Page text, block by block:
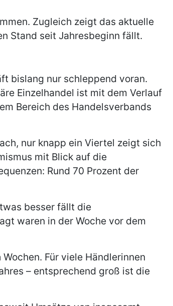
Zugleich zeigt das aktuelle
Stand seit Jahresbeginn fällt.
bislang nur schleppend voran.
Einzelhandel ist mit dem Verlauf
Bereich des Handelsverbands
nur knapp ein Viertel zeigt sich
mit Blick auf die
Rund 70 Prozent der
besser fällt die
waren in der Woche vor dem
Für viele Händlerinnen
– entsprechend groß ist die